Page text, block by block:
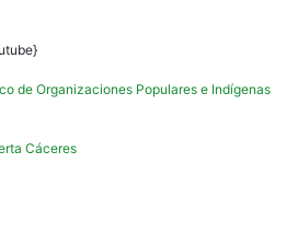
de Organizaciones Populares e Indígenas
Cáceres